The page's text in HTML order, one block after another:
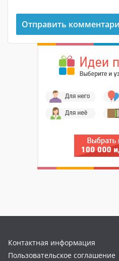
Контактная информация
Пользовательское соглашение